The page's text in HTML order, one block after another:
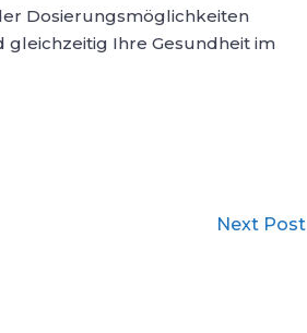
Dosierungsmöglichkeiten
gleichzeitig Ihre Gesundheit im
Next Post